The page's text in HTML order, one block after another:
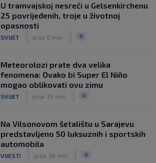
|
prije 3 h
| 0
FIFA još nije uplatila obećani novac
gradovima domaćinima Svjetskog
U tramvajskoj nesreći u Gelsenkirchenu
25 povrijeđenih, troje u životnoj
opasnosti
SVIJET prije 0 min 0
Meteorolozi prate dva velika
fenomena: Ovako bi Super El Niño
mogao oblikovati ovu zimu
SVIJET prije 35 min 0
Na Vilsonovom šetalištu u Sarajevu
predstavljeno 50 luksuznih i sportskih
automobila
VIJESTI prije 38 min 0